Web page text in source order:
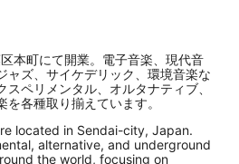
本町にて開業。電子音楽、現代音
ャズ、サイケデリック、環境音楽な
スペリメンタル、オルタナティブ、
各種取り揃えています。
located in Sendai-city, Japan.
alternative, and underground
the world, focusing on